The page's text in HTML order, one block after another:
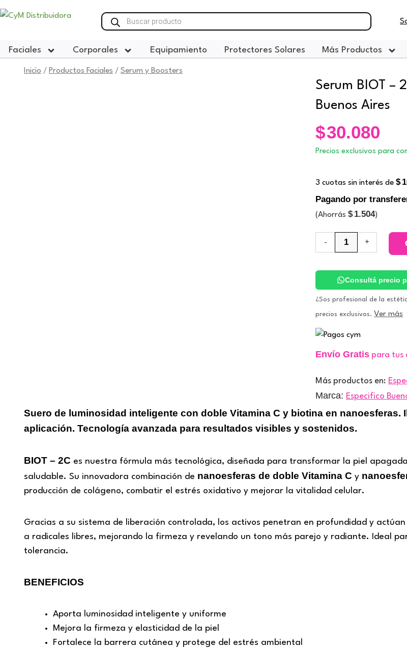
Búsqueda
de
Faciales Corporales Equipamiento Protectores Solares Más Productos
Inicio / Productos Faciales / Serum y Boosters
Serum BIOT –
Buenos Aires
$30.080
Precios exclusivos para
3 cuotas sin interés de$
Pagando por
(Ahorrás$ 1.504)
-
BIOT
Doble
Vitamina
Especificos
Buenos
Aires
cantidad
+
Consultá precio
¿Sos profesional de la
precios exclusivos. Ver más
Envío Gratis para tus
Más productos en:
Marca: Especifico
Suero de luminosidad inteligente con doble Vitamina C y biotina en nanoesferas.
aplicación. Tecnología avanzada para resultados visibles y sostenidos.
BIOT – 2C es nuestra fórmula más tecnológica, diseñada para transformar la piel
saludable. Su innovadora combinación de nanoesferas de doble Vitamina C y
producción de colágeno, combatir el estrés oxidativo y mejorar la vitalidad celular.
Gracias a su sistema de liberación controlada, los activos penetran en profundidad y
a radicales libres, mejorando la firmeza y revelando un tono más parejo y radiante. Ideal
tolerancia.
BENEFICIOS
Aporta luminosidad inteligente y uniforme
Mejora la firmeza y elasticidad de la piel
Fortalece la barrera cutánea y protege del estrés ambiental